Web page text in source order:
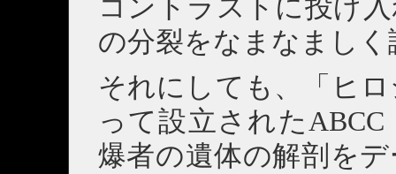
コントラストに投げ
の分裂をなまなまし
それにしても、「ヒ
って設立された
爆者の遺体の解剖を